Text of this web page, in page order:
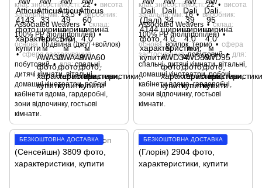
клас зносостійкості 22
висота
загальна, мм 13.5
виробник
Associated Weavers
склад
100% РР (поліпропілен)
основа подвійна (джут+войлок)
сфера застосування
побутовий
для спальні,
дитячі кімнати, вітальні,
домашні кінотеатри, робочі
кабінети вдома, гардеробні,
зони відпочинку, гостьові
кімнати.
клас зносостійкості 22
висота
загальна, мм 16
виробник
Associated Weavers
склад
100% РР (поліпропілен)
основа войлок, термо
сфера
застосування побутовий
для
спальні, дитячі кімнати, вітальні,
домашні кінотеатри, робочі
кабінети вдома, гардеробні,
зони відпочинку, гостьові
кімнати.
БЕЗКОШТОВНА ДОСТАВКА БЕЗКОШТОВНА ДОСТАВКА